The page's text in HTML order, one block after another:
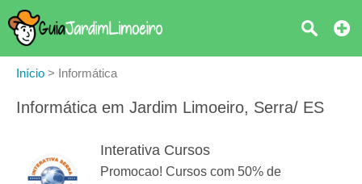
Início > Informática
Informática em Jardim Limoeiro, Serra/ ES
Interativa Cursos
Promocao! Cursos com 50% de